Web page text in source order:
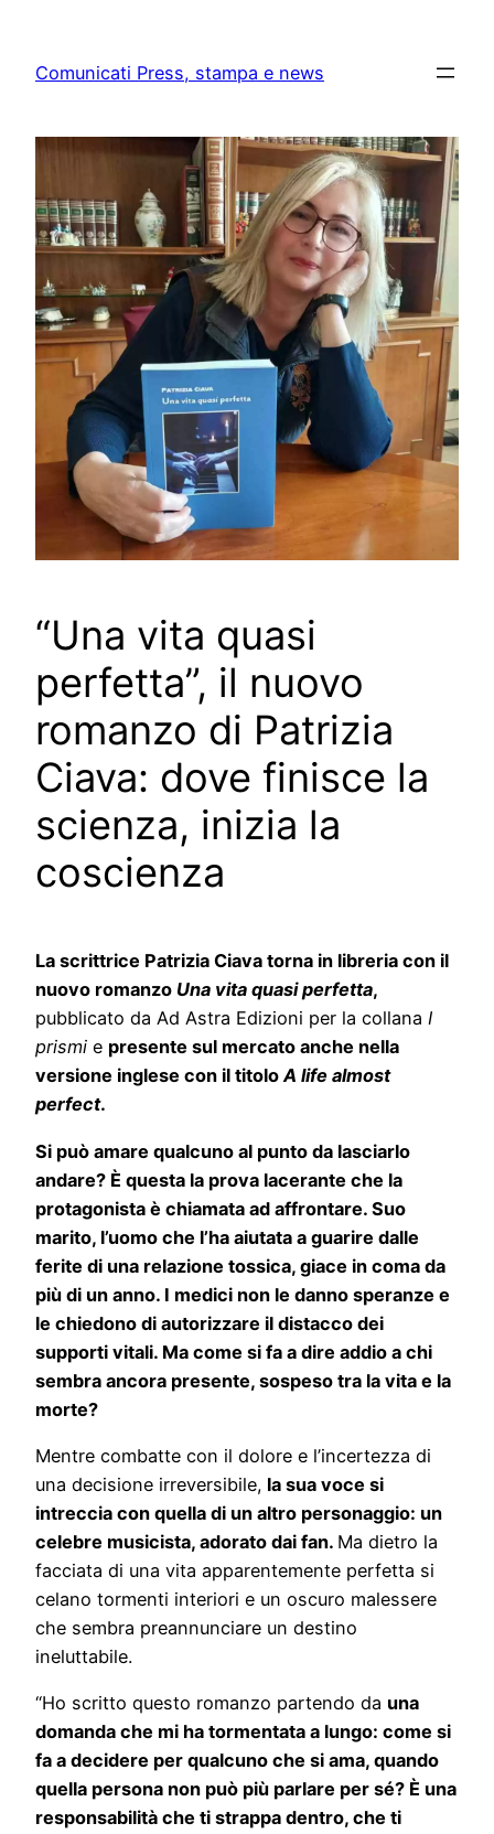
content
Comunicati Press, stampa e news
“Una vita quasi
perfetta”, il nuovo
romanzo di Patrizia
Ciava: dove finisce la
scienza, inizia la
coscienza
La scrittrice Patrizia Ciava torna in libreria con il
nuovo romanzo Una vita quasi perfetta,
pubblicato da Ad Astra Edizioni per la collana I
prismi e presente sul mercato anche nella
versione inglese con il titoloA life almost
perfect.
Si può amare qualcuno al punto da lasciarlo
andare? È questa la prova lacerante che la
protagonista è chiamata ad affrontare. Suo
marito, l’uomo che l’ha aiutata a guarire dalle
ferite di una relazione tossica, giace in coma da
più di un anno. I medici non le danno speranze e
le chiedono di autorizzare il distacco dei
supporti vitali. Ma come si fa a dire addio a chi
sembra ancora presente, sospeso tra la vita e la
morte?
Mentre combatte con il dolore e l’incertezza di
una decisione irreversibile, la sua voce si
intreccia con quella di un altro personaggio: un
celebre musicista, adorato dai fan. Ma dietro la
facciata di una vita apparentemente perfetta si
celano tormenti interiori e un oscuro malessere
che sembra preannunciare un destino
ineluttabile.
“Ho scritto questo romanzo partendo da una
domanda che mi ha tormentata a lungo: come si
fa a decidere per qualcuno che si ama, quando
quella persona non può più parlare per sé? È una
responsabilità che ti strappa dentro, che ti